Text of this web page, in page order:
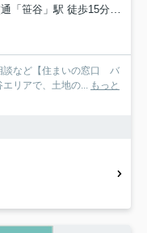
「笹谷」駅 徒歩15分
談など【住まいの窓口 バ
リアで、土地の... もっと